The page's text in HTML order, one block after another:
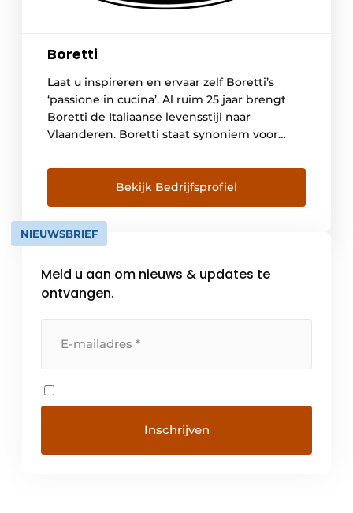
Boretti
Laat u inspireren en ervaar zelf Boretti’s
‘passione in cucina’. Al ruim 25 jaar brengt
Boretti de Italiaanse levensstijl naar
Vlaanderen. Boretti staat synoniem voor
en de ‘passione in cucina’, de voorliefde voor
de Italian Culinary Lifestyle. Van oorsprong is
Boretti gestart met het verkopen van
fornuizen, waarvan de eerste in […]
Bekijk Bedrijfsprofiel
NIEUWSBRIEF
Meld u aan om nieuws & updates te
ontvangen.